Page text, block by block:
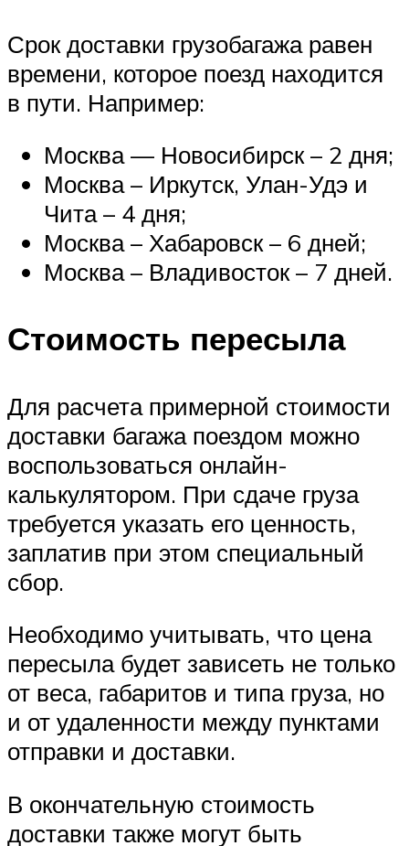
Срок доставки грузобагажа равен
времени, которое поезд находится
в пути. Например:
Москва — Новосибирск – 2 дня;
Москва – Иркутск, Улан-Удэ и
Чита – 4 дня;
Москва – Хабаровск – 6 дней;
Москва – Владивосток – 7 дней.
Стоимость пересыла
Для расчета примерной стоимости
доставки багажа поездом можно
воспользоваться онлайн-
калькулятором. При сдаче груза
требуется указать его ценность,
заплатив при этом специальный
сбор.
Необходимо учитывать, что цена
пересыла будет зависеть не только
от веса, габаритов и типа груза, но
и от удаленности между пунктами
отправки и доставки.
В окончательную стоимость
доставки также могут быть